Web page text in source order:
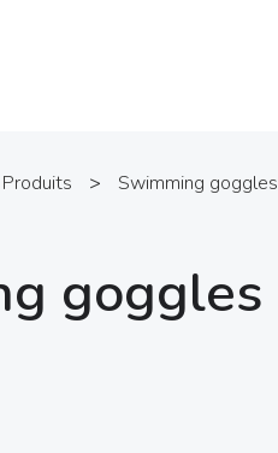
Produits > Swimming goggles
goggles